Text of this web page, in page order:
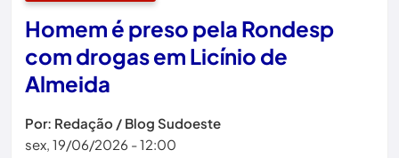
Homem é preso pela Rondesp
com drogas em Licínio de
Almeida
Por: Redação / Blog Sudoeste
sex, 19/06/2026 - 12:00